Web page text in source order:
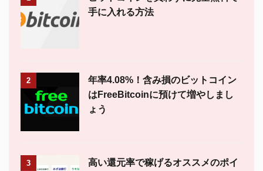
手に入れる方法
2
年率4.08%！含み損のビットコイン
はFreeBitcoinに預けて増やしまし
ょう
3
高い還元率で稼げるオススメのポイ